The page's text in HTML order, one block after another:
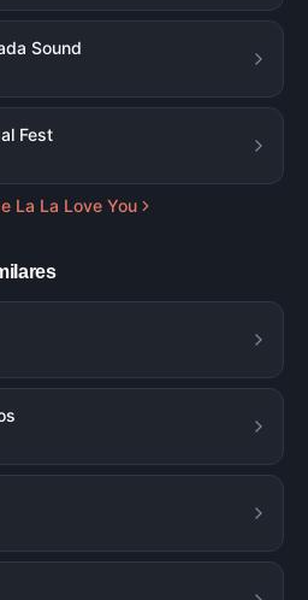
Sound
Fest
La La Love You